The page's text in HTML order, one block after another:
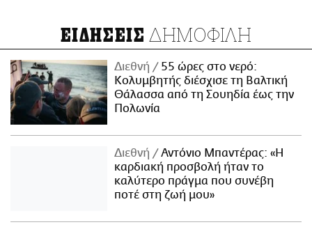
ΕΙΔΗΣΕΙΣ ΔΗΜΟΦΙΛΗ
Διεθνή
55 ώρες στο νερό:
Κολυμβητής διέσχισε τη Βαλτική
Θάλασσα από τη Σουηδία έως την
Πολωνία
Διεθνή
Αντόνιο Μπαντέρας: «Η
καρδιακή προσβολή ήταν το
καλύτερο πράγμα που συνέβη
ποτέ στη ζωή μου»